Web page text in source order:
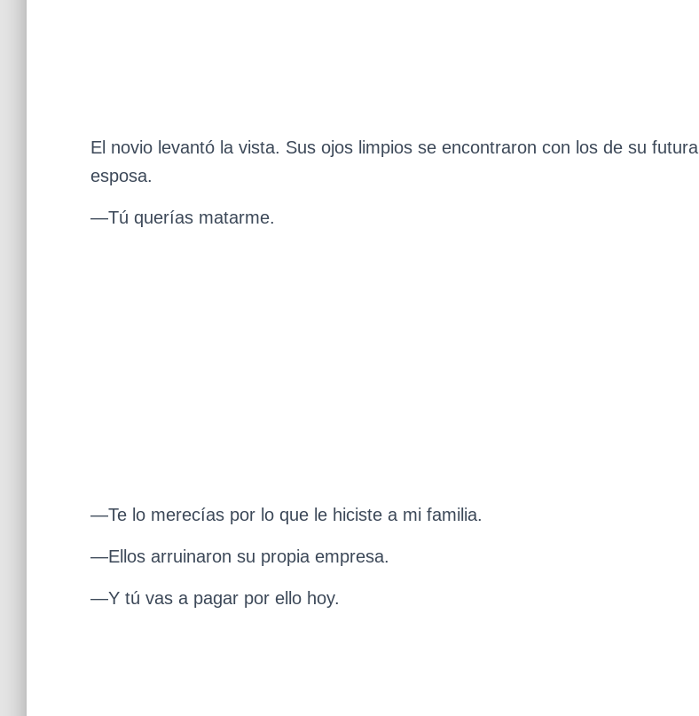
El novio levantó la vista. Sus ojos limpios se encontraron con los de su futura
esposa.
—Tú querías matarme.
—Te lo merecías por lo que le hiciste a mi familia.
—Ellos arruinaron su propia empresa.
—Y tú vas a pagar por ello hoy.